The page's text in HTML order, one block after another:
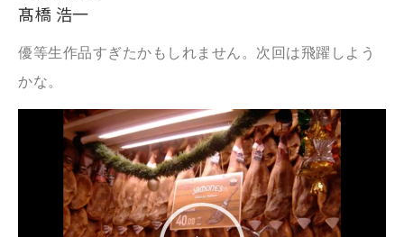
髙橋 浩一
優等生作品すぎたかもしれません。次回は飛躍しよう
かな。